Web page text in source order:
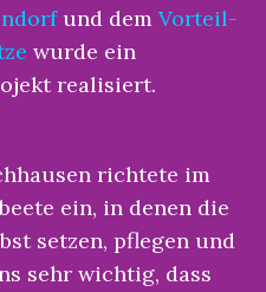
und dem Vorteil-
wurde ein
realisiert.
richtete im
ein, in denen die
setzen, pflegen und
sehr wichtig, dass